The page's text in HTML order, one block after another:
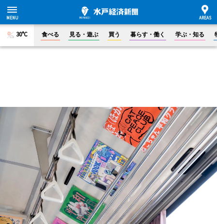
30°C 食べる 見る・遊ぶ 買う 暮らす・働く 学ぶ・知る